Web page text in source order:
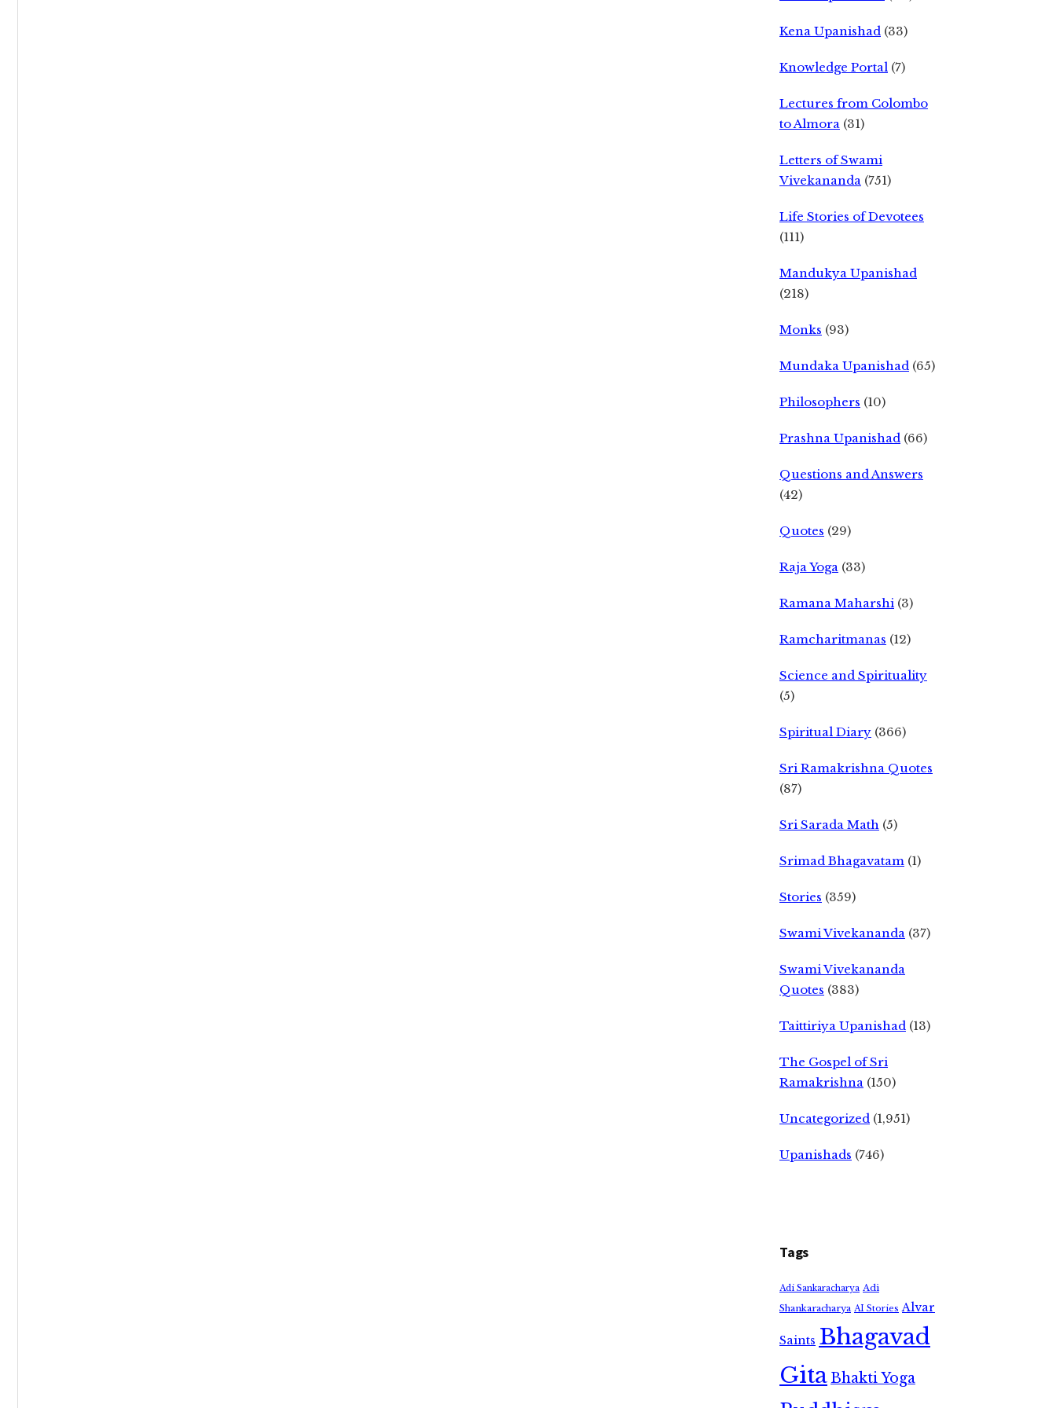
Kena Upanishad (33)
Knowledge Portal (7)
Lectures from Colombo
to Almora (31)
Letters of Swami
Vivekananda (751)
Life Stories of Devotees
(111)
Mandukya Upanishad
(218)
Monks (93)
Mundaka Upanishad (65)
Philosophers (10)
Prashna Upanishad (66)
Questions and Answers
(42)
Quotes (29)
Raja Yoga (33)
Ramana Maharshi (3)
Ramcharitmanas (12)
Science and Spirituality
(5)
Spiritual Diary (366)
Sri Ramakrishna Quotes
(87)
Sri Sarada Math (5)
Srimad Bhagavatam (1)
Stories (359)
Swami Vivekananda (37)
Swami Vivekananda
Quotes (383)
Taittiriya Upanishad (13)
The Gospel of Sri
Ramakrishna (150)
Uncategorized (1,951)
Upanishads (746)
Tags
Adi Sankaracharya Adi
Shankaracharya AI Stories Alvar
Saints Bhagavad
GitaBhakti Yoga